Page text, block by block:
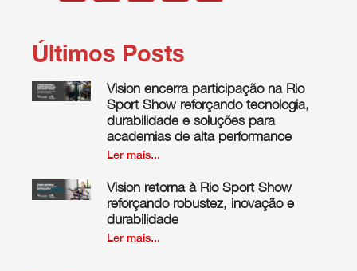
Últimos Posts
Vision encerra participação na Rio
Sport Show reforçando tecnologia,
durabilidade e soluções para
academias de alta performance
Ler mais...
Vision retorna à Rio Sport Show
reforçando robustez, inovação e
durabilidade
Ler mais...